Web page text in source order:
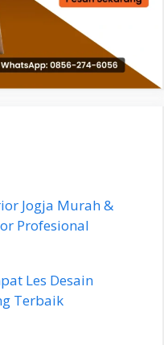
Jogja Murah &
Profesional
Les Desain
Terbaik